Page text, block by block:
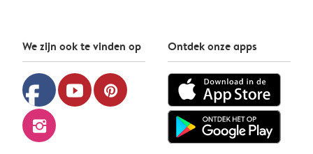
We zijn ook te vinden op
facebook youtube pinterest
instagram
Ontdek onze apps